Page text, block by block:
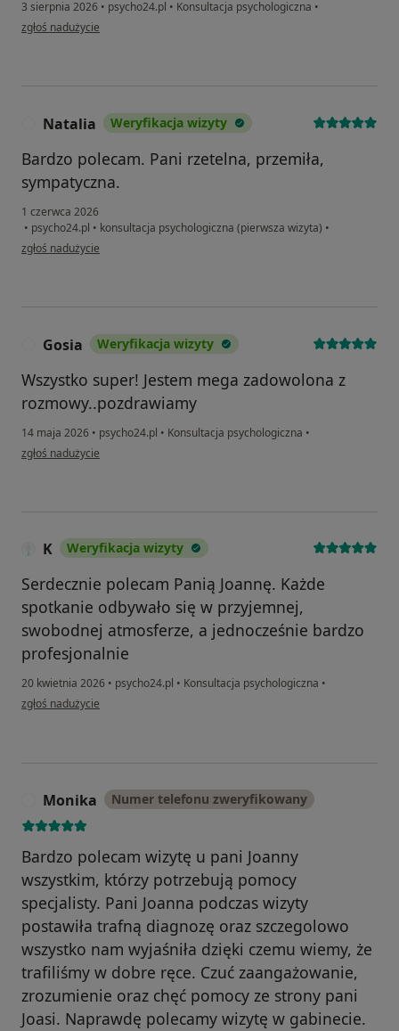
3 sierpnia 2026 • psycho24.pl • Konsultacja psychologiczna •
w opinii użytkownika Ewa
zgłoś nadużycie
Natalia Weryfikacja wizyty
Bardzo polecam. Pani rzetelna, przemiła,
sympatyczna.
1 czerwca 2026
• psycho24.pl • konsultacja psychologiczna (pierwsza wizyta) •
w opinii użytkownika Natalia
zgłoś nadużycie
Gosia Weryfikacja wizyty
Wszystko super! Jestem mega zadowolona z
rozmowy..pozdrawiamy
14 maja 2026 • psycho24.pl • Konsultacja psychologiczna •
w opinii użytkownika Gosia
zgłoś nadużycie
K Weryfikacja wizyty
Serdecznie polecam Panią Joannę. Każde
spotkanie odbywało się w przyjemnej,
swobodnej atmosferze, a jednocześnie bardzo
profesjonalnie
20 kwietnia 2026 • psycho24.pl • Konsultacja psychologiczna •
w opinii użytkownika K
zgłoś nadużycie
Monika Numer telefonu zweryfikowany
Bardzo polecam wizytę u pani Joanny
wszystkim, którzy potrzebują pomocy
specjalisty. Pani Joanna podczas wizyty
postawiła trafną diagnozę oraz szczegolowo
wszystko nam wyjaśniła dzięki czemu wiemy, że
trafiliśmy w dobre ręce. Czuć zaangażowanie,
zrozumienie oraz chęć pomocy ze strony pani
Joasi. Naprawdę polecamy wizytę w gabinecie.